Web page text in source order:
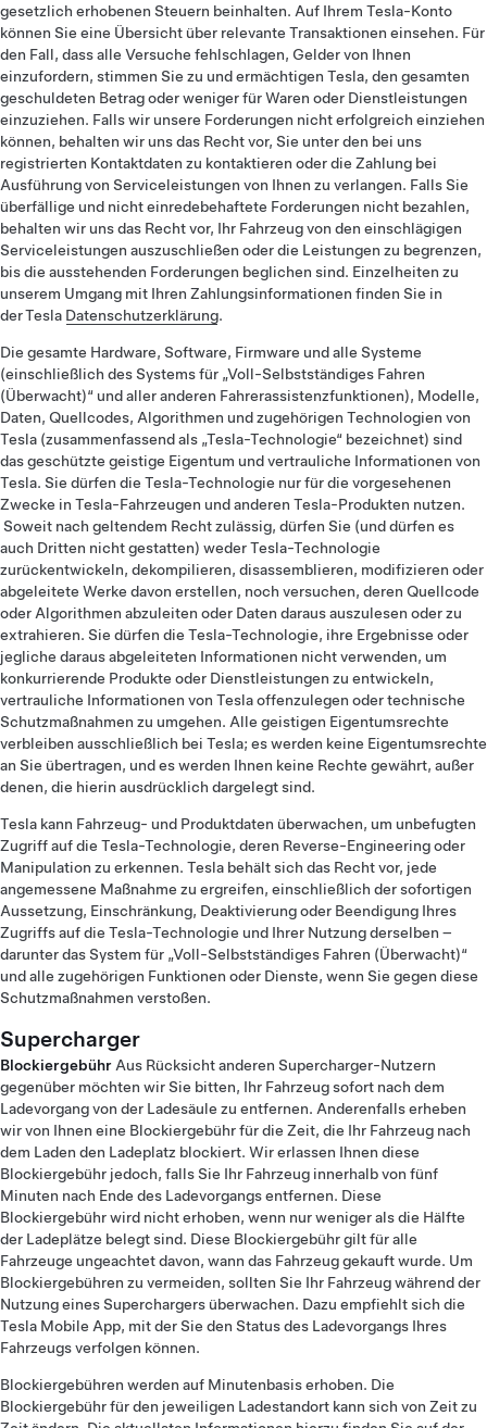
gesetzlich erhobenen Steuern beinhalten. Auf Ihrem Tesla-Konto
können Sie eine Übersicht über relevante Transaktionen einsehen. Für
den Fall, dass alle Versuche fehlschlagen, Gelder von Ihnen
einzufordern, stimmen Sie zu und ermächtigen Tesla, den gesamten
geschuldeten Betrag oder weniger für Waren oder Dienstleistungen
einzuziehen. Falls wir unsere Forderungen nicht erfolgreich einziehen
können, behalten wir uns das Recht vor, Sie unter den bei uns
registrierten Kontaktdaten zu kontaktieren oder die Zahlung bei
Ausführung von Serviceleistungen von Ihnen zu verlangen. Falls Sie
überfällige und nicht einredebehaftete Forderungen nicht bezahlen,
behalten wir uns das Recht vor, Ihr Fahrzeug von den einschlägigen
Serviceleistungen auszuschließen oder die Leistungen zu begrenzen,
bis die ausstehenden Forderungen beglichen sind. Einzelheiten zu
unserem Umgang mit Ihren Zahlungsinformationen finden Sie in
der Tesla Datenschutzerklärung.
Die gesamte Hardware, Software, Firmware und alle Systeme
(einschließlich des Systems für „Voll-Selbstständiges Fahren
(Überwacht)“ und aller anderen Fahrerassistenzfunktionen), Modelle,
Daten, Quellcodes, Algorithmen und zugehörigen Technologien von
Tesla (zusammenfassend als „Tesla-Technologie“ bezeichnet) sind
das geschützte geistige Eigentum und vertrauliche Informationen von
Tesla. Sie dürfen die Tesla-Technologie nur für die vorgesehenen
Zwecke in Tesla-Fahrzeugen und anderen Tesla-Produkten nutzen.
Soweit nach geltendem Recht zulässig, dürfen Sie (und dürfen es
auch Dritten nicht gestatten) weder Tesla-Technologie
zurückentwickeln, dekompilieren, disassemblieren, modifizieren oder
abgeleitete Werke davon erstellen, noch versuchen, deren Quellcode
oder Algorithmen abzuleiten oder Daten daraus auszulesen oder zu
extrahieren. Sie dürfen die Tesla-Technologie, ihre Ergebnisse oder
jegliche daraus abgeleiteten Informationen nicht verwenden, um
konkurrierende Produkte oder Dienstleistungen zu entwickeln,
vertrauliche Informationen von Tesla offenzulegen oder technische
Schutzmaßnahmen zu umgehen. Alle geistigen Eigentumsrechte
verbleiben ausschließlich bei Tesla; es werden keine Eigentumsrechte
an Sie übertragen, und es werden Ihnen keine Rechte gewährt, außer
denen, die hierin ausdrücklich dargelegt sind.
Tesla kann Fahrzeug- und Produktdaten überwachen, um unbefugten
Zugriff auf die Tesla-Technologie, deren Reverse-Engineering oder
Manipulation zu erkennen. Tesla behält sich das Recht vor, jede
angemessene Maßnahme zu ergreifen, einschließlich der sofortigen
Aussetzung, Einschränkung, Deaktivierung oder Beendigung Ihres
Zugriffs auf die Tesla-Technologie und Ihrer Nutzung derselben –
darunter das System für „Voll-Selbstständiges Fahren (Überwacht)“
und alle zugehörigen Funktionen oder Dienste, wenn Sie gegen diese
Schutzmaßnahmen verstoßen.
Supercharger
Blockiergebühr Aus Rücksicht anderen Supercharger-Nutzern
gegenüber möchten wir Sie bitten, Ihr Fahrzeug sofort nach dem
Ladevorgang von der Ladesäule zu entfernen. Anderenfalls erheben
wir von Ihnen eine Blockiergebühr für die Zeit, die Ihr Fahrzeug nach
dem Laden den Ladeplatz blockiert. Wir erlassen Ihnen diese
Blockiergebühr jedoch, falls Sie Ihr Fahrzeug innerhalb von fünf
Minuten nach Ende des Ladevorgangs entfernen. Diese
Blockiergebühr wird nicht erhoben, wenn nur weniger als die Hälfte
der Ladeplätze belegt sind. Diese Blockiergebühr gilt für alle
Fahrzeuge ungeachtet davon, wann das Fahrzeug gekauft wurde. Um
Blockiergebühren zu vermeiden, sollten Sie Ihr Fahrzeug während der
Nutzung eines Superchargers überwachen. Dazu empfiehlt sich die
Tesla Mobile App, mit der Sie den Status des Ladevorgangs Ihres
Fahrzeugs verfolgen können.
Blockiergebühren werden auf Minutenbasis erhoben. Die
Blockiergebühr für den jeweiligen Ladestandort kann sich von Zeit zu